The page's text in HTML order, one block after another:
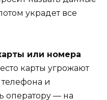
украдет все
или номера
карты угрожают
и
оператору — на